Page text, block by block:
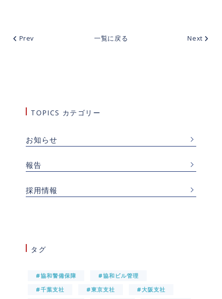
TOPICS カテゴリー
お知らせ
報告
採用情報
タグ
#協和警備保障
#協和ビル管理
#千葉支社
#東京支社
#大阪支社
Prev 一覧に戻る Next